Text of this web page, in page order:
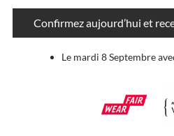
Confirmez aujourd’hui et
Le mardi 8 Septembre